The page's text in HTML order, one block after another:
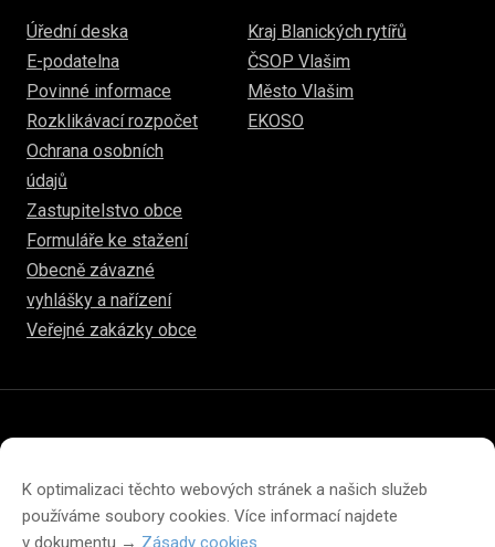
K optimalizaci těchto webových stránek a našich služeb
používáme soubory cookies. Více informací najdete
v dokumentu → Zásady cookies
Úřední deska
E-podatelna
Povinné informace
Rozklikávací rozpočet
Ochrana osobních
údajů
Zastupitelstvo obce
Formuláře ke stažení
Obecně závazné
vyhlášky a nařízení
Veřejné zakázky obce
Kraj Blanických rytířů
ČSOP Vlašim
Město Vlašim
EKOSO
Prohlášení o přístupnosti
Prohlášení o ochraně soukromí
Zásady cookies (EU)